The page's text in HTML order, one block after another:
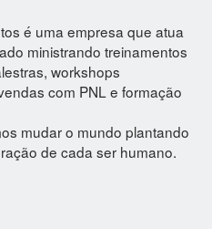
é uma empresa que atua
ministrando treinamentos
workshops
com PNL e formação
mudar o mundo plantando
de cada ser humano.